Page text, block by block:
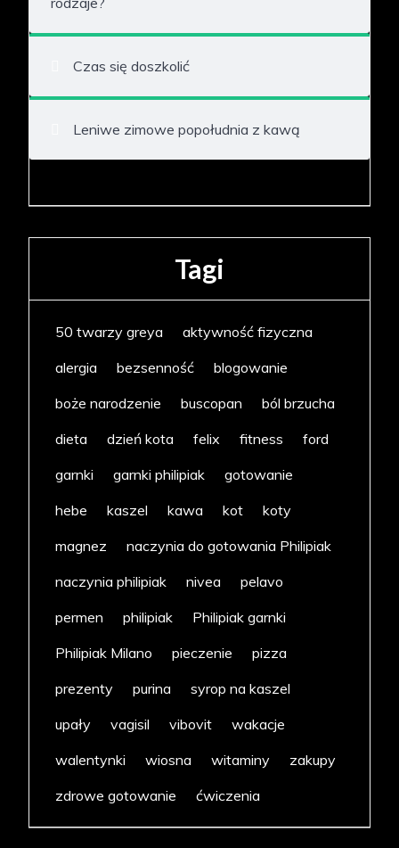
Czas się doszkolić
Leniwe zimowe popołudnia z kawą
Tagi
50 twarzy greya
aktywność fizyczna
alergia
bezsenność
blogowanie
boże narodzenie
buscopan
ból brzucha
dieta
dzień kota felix fitness
ford
garnki
garnki philipiak
gotowanie
hebe
kaszel kawa kot
koty
magnez
naczynia do gotowania Philipiak
naczynia philipiak
nivea
pelavo
permen
philipiak
Philipiak garnki
Philipiak Milano
pieczenie
pizza
prezenty
purina
syrop na kaszel
upały
vagisil vibovit
wakacje
walentynki
wiosna witaminy
zakupy
zdrowe gotowanie
ćwiczenia